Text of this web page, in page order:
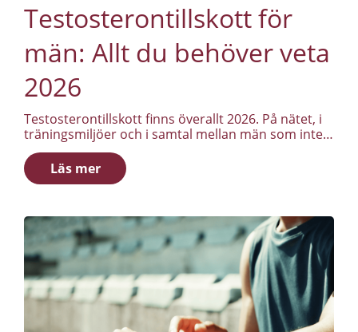
Testosterontillskott för
män: Allt du behöver veta
2026
Testosterontillskott finns överallt 2026. På nätet, i
träningsmiljöer och i samtal mellan män som inte
riktigt känner igen sig i den energinivå de hade
tidigare. Samtidigt är förvirringen stor. Vad är
egentligen ett testosterontillskott? Fungerar det?
bild av vad testosterontillskott är, vad de kan bidra
med och var gränserna går.
Läs mer